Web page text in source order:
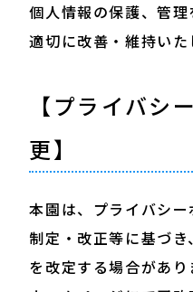
個人情報の保護、管理
適切に改善・維持いた
【プライバシ
更】
本園は、プライバシ
制定・改正等に基づ
を改定する場合があ